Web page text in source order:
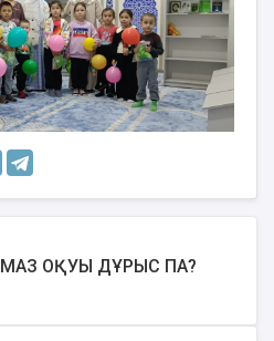
ОҚУЫ ДҰРЫС ПА?